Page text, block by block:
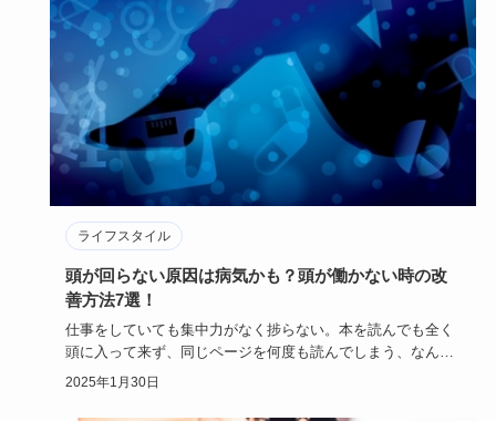
男女問わずおしゃれなアクセサリーとして人気のピアス。中
でも軟骨ピアスは種類が多く、特に人気があるのがヘリック
スやトラガスで…
2025年2月18日